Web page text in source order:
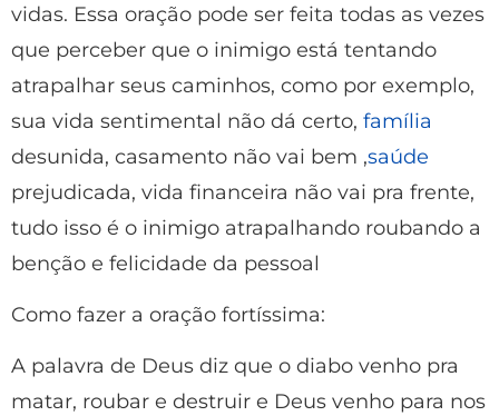
vidas. Essa oração pode ser feita todas as vezes
que perceber que o inimigo está tentando
atrapalhar seus caminhos, como por exemplo,
sua vida sentimental não dá certo, família
desunida, casamento não vai bem ,saúde
prejudicada, vida financeira não vai pra frente,
tudo isso é o inimigo atrapalhando roubando a
benção e felicidade da pessoal
Como fazer a oração fortíssima:
A palavra de Deus diz que o diabo venho pra
matar, roubar e destruir e Deus venho para nos